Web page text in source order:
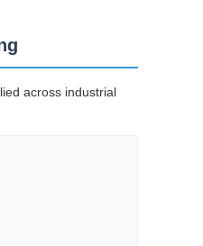
across industrial